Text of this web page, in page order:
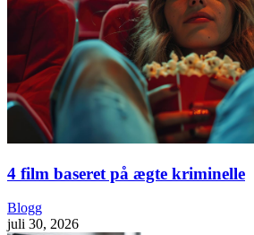
4 film baseret på ægte kriminelle
Blogg
juli 30, 2026